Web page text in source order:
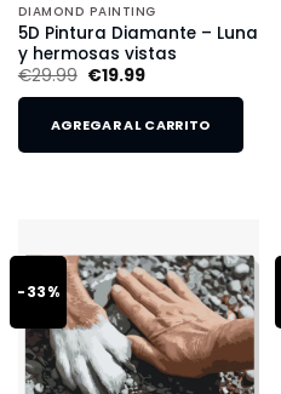
DIAMOND PAINTING
5D Pintura Diamante – Luna
y hermosas vistas
€29.99 €19.99
AGREGAR AL CARRITO
-33%